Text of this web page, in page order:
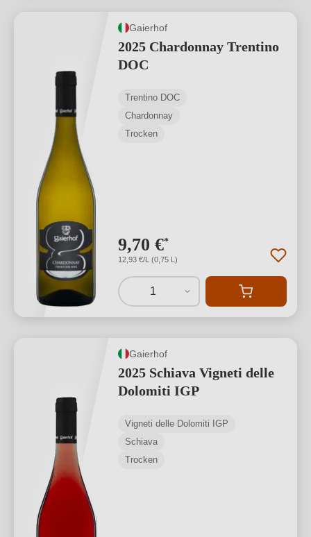
Gaierhof
2025 Chardonnay Trentino
DOC
Trentino DOC
Chardonnay
Trocken
9,70 €*
12,93 €/L (0,75 L)
1
Gaierhof
2025 Schiava Vigneti delle
Dolomiti IGP
Vigneti delle Dolomiti IGP
Schiava
Trocken